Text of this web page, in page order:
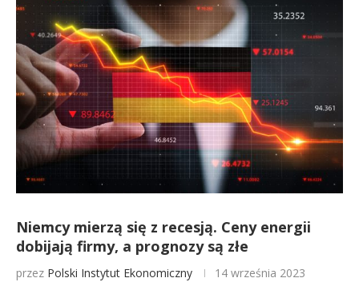
Niemcy mierzą się z recesją. Ceny energii
dobijają firmy, a prognozy są złe
przez Polski Instytut Ekonomiczny 14 września 2023